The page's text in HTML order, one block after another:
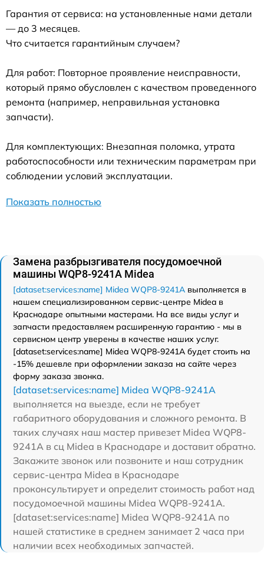
Гарантия от сервиса: на установленные нами детали
— до 3 месяцев.
Что считается гарантийным случаем?
Для работ: Повторное проявление неисправности,
который прямо обусловлен с качеством проведенного
ремонта (например, неправильная установка
запчасти).
Для комплектующих: Внезапная поломка, утрата
работоспособности или техническим параметрам при
соблюдении условий эксплуатации.
Показать полностью
Замена разбрызгивателя посудомоечной
машины WQP8-9241A Midea
[dataset:services:name] Midea WQP8-9241A выполняется в
нашем специализированном сервис-центре Midea в
Краснодаре опытными мастерами. На все виды услуг и
запчасти предоставляем расширенную гарантию - мы в
сервисном центр уверены в качестве наших услуг.
[dataset:services:name] Midea WQP8-9241A будет стоить на
-15% дешевле при оформлении заказа на сайте через
форму заказа звонка.
[dataset:services:name] Midea WQP8-9241A
выполняется на выезде, если не требует
габаритного оборудования и сложного ремонта. В
таких случаях наш мастер привезет Midea WQP8-
9241A в сц Midea в Краснодаре и доставит обратно.
Закажите звонок или позвоните и наш сотрудник
сервис-центра Midea в Краснодаре
проконсультирует и определит стоимость работ над
посудомоечной машины Midea WQP8-9241A.
[dataset:services:name] Midea WQP8-9241A по
нашей статистике в среднем занимает 2 часа при
наличии всех необходимых запчастей.